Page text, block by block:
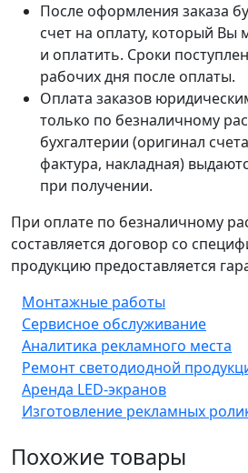
После оформления заказа
счет на оплату, который Вы
и оплатить. Сроки
рабочих дня после оплаты.
Оплата заказов
только по безналичному
бухгалтерии (оригинал
фактура, накладная)
при получении.
При оплате по безналичному
составляется договор со
продукцию предоставляется
Монтажные работы
Сервисное обслуживание
Аналитика рекламного места
Ремонт светодиодной
Аренда LED-экранов
Изготовление рекламных
Похожие товары